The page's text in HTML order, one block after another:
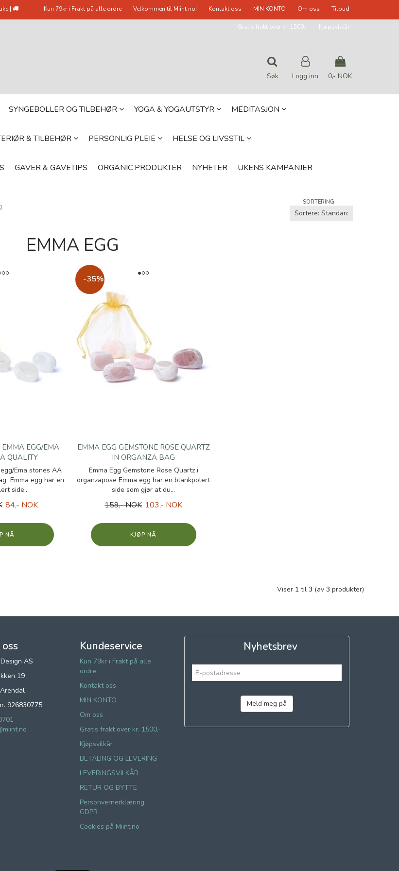
|
Kun 79kr i Frakt på alle ordre Velkommen til Miint no! Kontakt oss MIN KONTO Om oss Tilbud
Gratis frakt over kr. 1500,- Kjøpsvilkår
Søk Logg inn 0,- NOK
SYNGEBOLLER OG TILBEHØR YOGA & YOGAUTSTYR MEDITASJON
& TILBEHØR PERSONLIG PLEIE HELSE OG LIVSSTIL
GAVER & GAVETIPS ORGANIC PRODUKTER NYHETER UKENS KAMPANJER
SORTERING
EMMA EGG
EGG/EMA
QUALITY
Ema stones AA
Emma egg har en
side...
84,- NOK
-35%
EMMA EGG GEMSTONE ROSE QUARTZ
IN ORGANZA BAG
Emma Egg Gemstone Rose Quartz i
organzapose Emma egg har en blankpolert
side som gjør at du...
159,- NOK 103,- NOK
KJØP
Viser 1 til 3 (av 3 produkter)
AS
19
926830775
Kundeservice
Kun 79kr i Frakt på alle
ordre
Kontakt oss
MIN KONTO
Om oss
Gratis frakt over kr. 1500,-
Kjøpsvilkår
BETALING OG LEVERING
LEVERINGSVILKÅR
RETUR OG BYTTE
Personvernerklæring
GDPR
Cookies på Miint.no
Nyhetsbrev
Meld meg på